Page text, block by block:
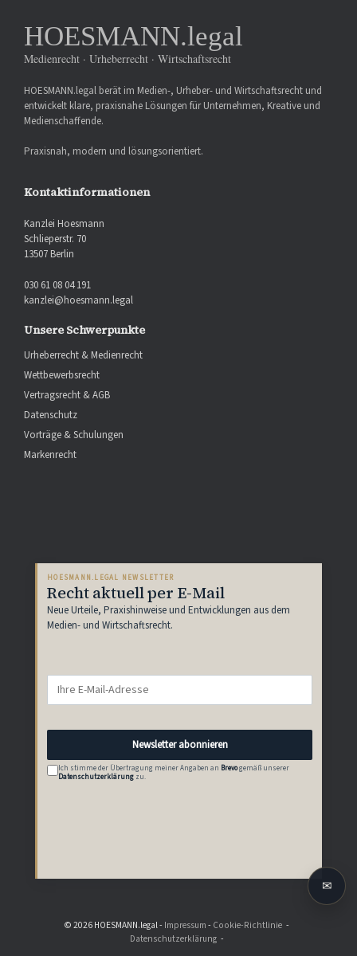
HOESMANN.legal
Medienrecht · Urheberrecht · Wirtschaftsrecht
HOESMANN.legal berät im Medien-, Urheber- und Wirtschaftsrecht und
entwickelt klare, praxisnahe Lösungen für Unternehmen, Kreative und
Medienschaffende.
Praxisnah, modern und lösungsorientiert.
Kontaktinformationen
Kanzlei Hoesmann
Schlieperstr. 70
13507 Berlin
030 61 08 04 191
kanzlei@hoesmann.legal
Unsere Schwerpunkte
Urheberrecht & Medienrecht
Wettbewerbsrecht
Vertragsrecht & AGB
Datenschutz
Vorträge & Schulungen
Markenrecht
HOESMANN.LEGAL NEWSLETTER
Recht aktuell per E-Mail
Neue Urteile, Praxishinweise und Entwicklungen aus dem
Medien- und Wirtschaftsrecht.
Newsletter abonnieren
Ich stimme der Übertragung meiner Angaben an Brevogemäß unserer
Datenschutzerklärung zu.
© 2026 HOESMANN.legal - Impressum- Cookie-Richtlinie
Datenschutzerklärung
✉